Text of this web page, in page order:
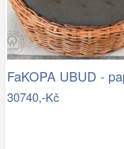
30740,-Kč